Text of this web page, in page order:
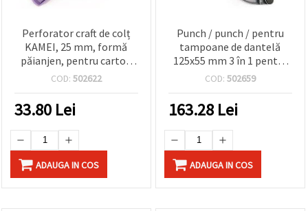
Perforator craft de colț
KAMEI, 25 mm, formă
păianjen, pentru carton
160–240 g/m² și spumă
COD: 502622
33.80 Lei
ADAUGA IN COS
Punch / punch / pentru
tampoane de dantelă
125x55 mm 3 în 1 pentru
carton până la 160 g / m2
COD: 502659
163.28 Lei
ADAUGA IN COS